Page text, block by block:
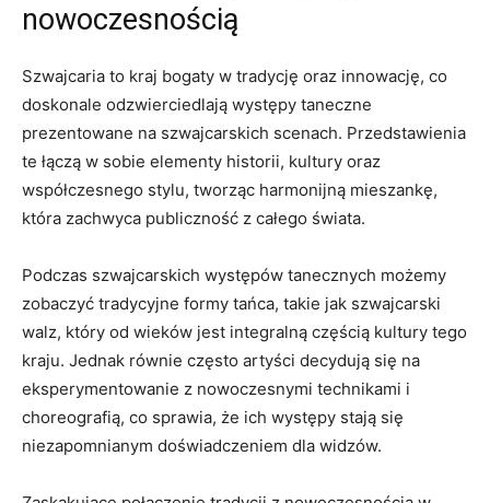
nowoczesnością
Szwajcaria to kraj ⁣bogaty w tradycję oraz innowację,⁤ co
doskonale odzwierciedlają występy⁤ taneczne
prezentowane na szwajcarskich scenach. Przedstawienia
te ‌łączą w ⁤sobie elementy historii,⁤ kultury oraz
współczesnego stylu,⁤ tworząc harmonijną mieszankę,
która zachwyca publiczność z całego świata.
Podczas szwajcarskich‍ występów tanecznych możemy
zobaczyć tradycyjne formy tańca, takie jak szwajcarski
walz,‌ który od wieków jest integralną ‍częścią‌ kultury tego
⁣kraju. Jednak równie często artyści‍ decydują się na
⁤eksperymentowanie⁢ z nowoczesnymi technikami i
choreografią, co sprawia, że ich występy stają ‌się
niezapomnianym⁤ doświadczeniem‍ dla widzów.